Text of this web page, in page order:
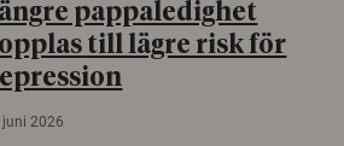
pappaledighet
till lägre risk för
juni 2026